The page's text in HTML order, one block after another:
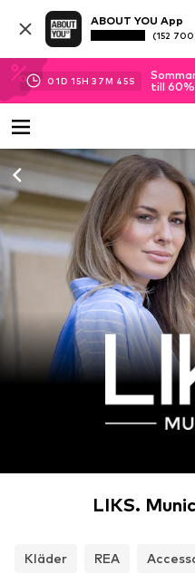
ABOUT YOU App
(152
01D 15H 37M 43S
till
LIKS.
Kläder REA